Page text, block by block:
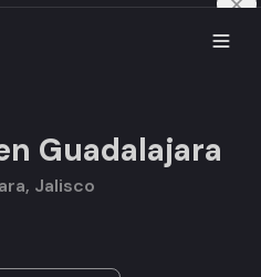
Guadalajara
Jalisco